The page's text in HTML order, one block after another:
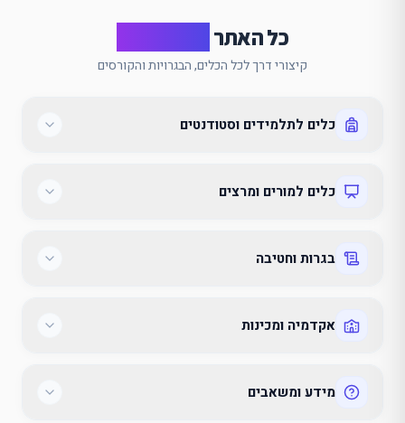
כל האתר
קיצורי דרך לכל הכלים, הבגרויות והקורסים
כלים לתלמידים וסטודנטים
כלים למורים ומרצים
בגרות וחטיבה
אקדמיה ומכינות
מידע ומשאבים